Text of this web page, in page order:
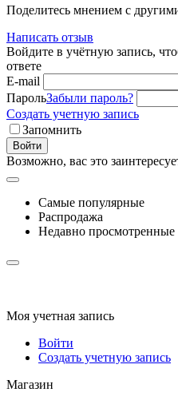
Поделитесь мнением с
Написать отзыв
Войдите в учётную запись,
ответе
E-mail
ПарольЗабыли пароль?
Создать учетную запись
Запомнить
Войти
Возможно, вас это
Самые популярные
Распродажа
Недавно просмотренные
Моя учетная запись
Войти
Создать учетную запись
Магазин